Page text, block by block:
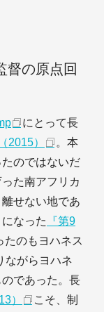
督の原点回
にとって長
2015）
。本
のではないだ
た南アフリカ
せない地であ
なった
『第9
たのもヨハネス
ながらヨハネ
であった。長
）
こそ、制